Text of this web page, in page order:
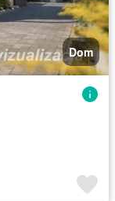
Dom